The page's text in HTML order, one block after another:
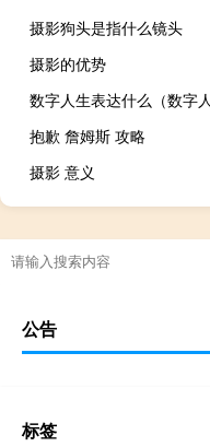
摄影狗头是指什么镜头
摄影的优势
抱歉 詹姆斯 攻略
摄影 意义
公告
标签